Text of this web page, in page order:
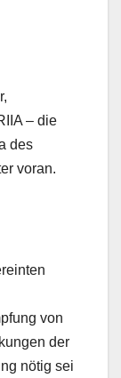
– die
des
voran.
von
der
nötig sei